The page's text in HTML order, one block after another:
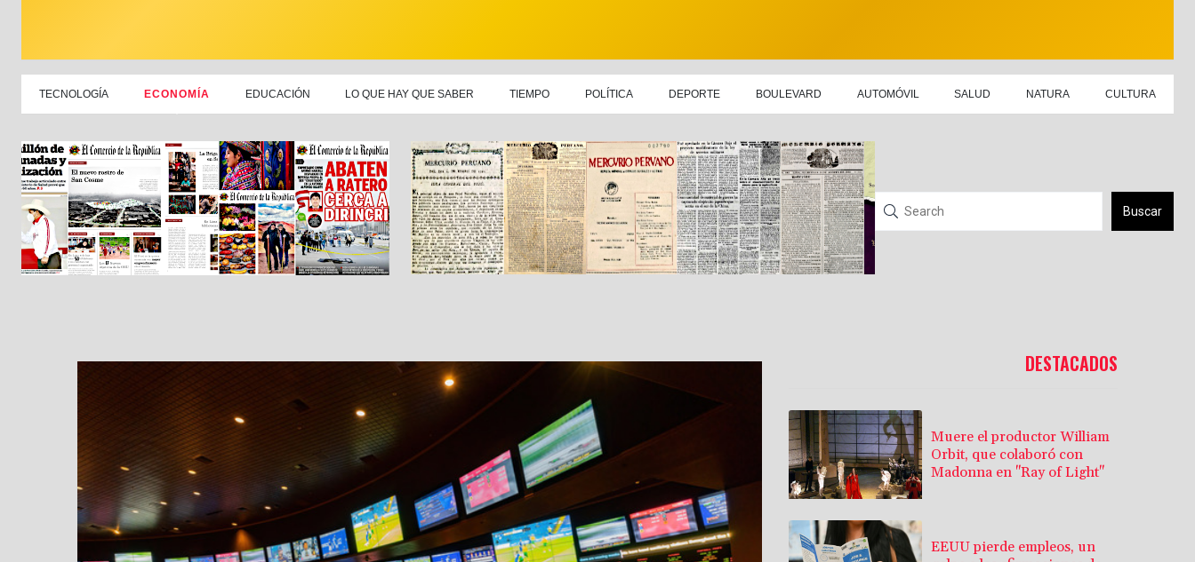
TECNOLOGÍA ECONOMÍA EDUCACIÓN LO QUE HAY QUE SABER TIEMPO POLÍTICA DEPORTE BOULEVARD AUTOMÓVIL SALUD NATURA CULTURA
Buscar
DESTACADOS
Muere el productor William
Orbit, que colaboró con
Madonna en "Ray of Light"
EEUU pierde empleos, un